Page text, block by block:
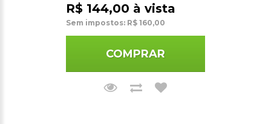
R$ 144,00 à vista
Sem impostos: R$ 160,00
COMPRAR